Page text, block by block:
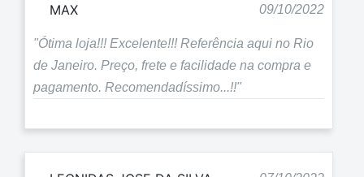
MAX 09/10/2022
"Ótima loja!!! Excelente!!! Referência aqui no Rio
de Janeiro. Preço, frete e facilidade na compra e
pagamento. Recomendadíssimo...!!"